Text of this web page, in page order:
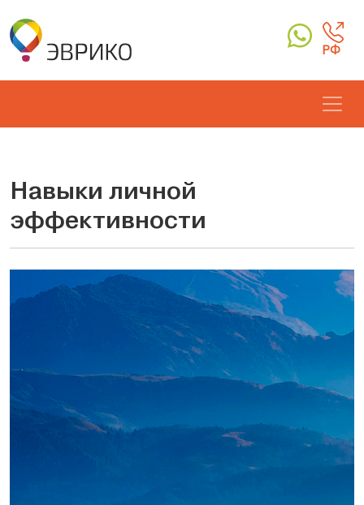
РФ
Навыки личной
эффективности